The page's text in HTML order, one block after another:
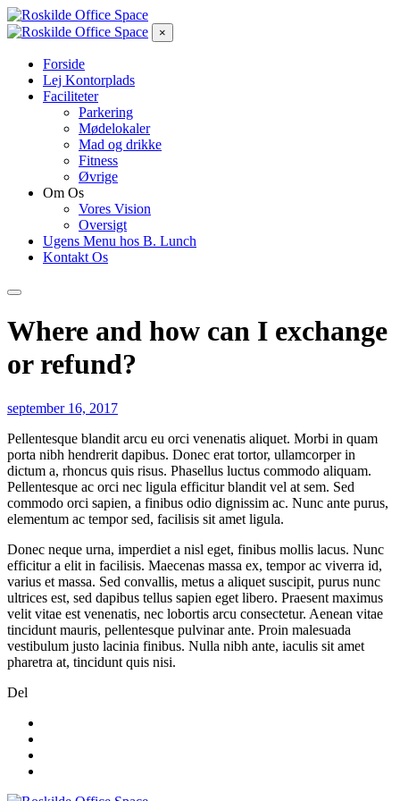
×
Forside
Lej Kontorplads
Faciliteter
Parkering
Mødelokaler
Mad og drikke
Fitness
Øvrige
Om Os
Vores Vision
Oversigt
Ugens Menu hos B. Lunch
Kontakt Os
Where and how can I exchange
or refund?
september 16, 2017
Pellentesque blandit arcu eu orci venenatis aliquet. Morbi in quam
porta nibh hendrerit dapibus. Donec erat tortor, ullamcorper in
dictum a, rhoncus quis risus. Phasellus luctus commodo aliquam.
Pellentesque ac orci nec ligula efficitur blandit vel at sem. Sed
commodo orci sapien, a finibus odio dignissim ac. Nunc ante purus,
elementum ac tempor sed, facilisis sit amet ligula.
Donec neque urna, imperdiet a nisl eget, finibus mollis lacus. Nunc
efficitur a elit in facilisis. Maecenas massa ex, tempor ac viverra id,
varius et massa. Sed convallis, metus a aliquet suscipit, purus nunc
ultrices est, sed dapibus tellus sapien eget libero. Praesent maximus
velit vitae est venenatis, nec lobortis arcu consectetur. Aenean vitae
tincidunt mauris, pellentesque pulvinar ante. Proin malesuada
vestibulum justo lacinia finibus. Nulla nibh ante, iaculis sit amet
pharetra at, tincidunt quis nisi.
Del